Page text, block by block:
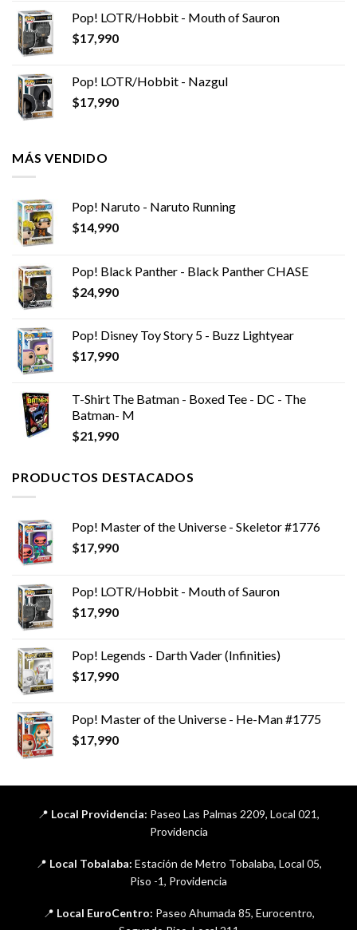
Pop! LOTR/Hobbit - Mouth of Sauron
$17,990
Pop! LOTR/Hobbit - Nazgul
$17,990
MÁS VENDIDO
Pop! Naruto - Naruto Running
$14,990
Pop! Black Panther - Black Panther CHASE
$24,990
Pop! Disney Toy Story 5 - Buzz Lightyear
$17,990
T-Shirt The Batman - Boxed Tee - DC - The
Batman- M
$21,990
PRODUCTOS DESTACADOS
Pop! Master of the Universe - Skeletor #1776
$17,990
Pop! LOTR/Hobbit - Mouth of Sauron
$17,990
Pop! Legends - Darth Vader (Infinities)
$17,990
Pop! Master of the Universe - He-Man #1775
$17,990
📍 Local Providencia: Paseo Las Palmas 2209, Local 021,
Providencia
📍 Local Tobalaba: Estación de Metro Tobalaba, Local 05,
Piso -1, Providencia
📍 Local EuroCentro: Paseo Ahumada 85, Eurocentro,